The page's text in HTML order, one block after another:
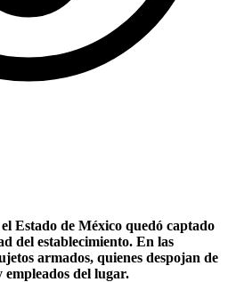
Estado de México quedó captado
del establecimiento. En las
armados, quienes despojan de
empleados del lugar.